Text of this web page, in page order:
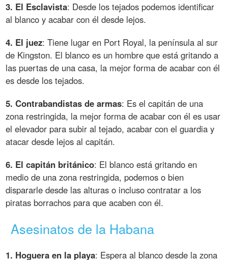
3. El Esclavista: Desde los tejados podemos identificar
al blanco y acabar con él desde lejos.
4. El juez: Tiene lugar en Port Royal, la península al sur
de Kingston. El blanco es un hombre que está gritando a
las puertas de una casa, la mejor forma de acabar con él
es desde los tejados.
5. Contrabandistas de armas: Es el capitán de una
zona restringida, la mejor forma de acabar con él es usar
el elevador para subir al tejado, acabar con el guardia y
atacar desde lejos al capitán.
6. El capitán británico: El blanco está gritando en
medio de una zona restringida, podemos o bien
dispararle desde las alturas o incluso contratar a los
piratas borrachos para que acaben con él.
Asesinatos de la Habana
1. Hoguera en la playa: Espera al blanco desde la zona